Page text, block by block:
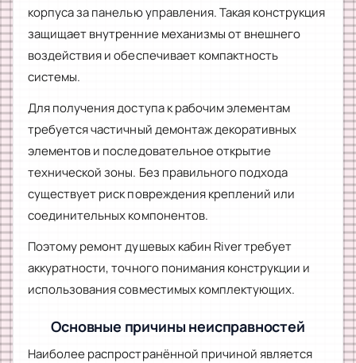
корпуса за панелью управления. Такая конструкция
защищает внутренние механизмы от внешнего
воздействия и обеспечивает компактность
системы.
Для получения доступа к рабочим элементам
требуется частичный демонтаж декоративных
элементов и последовательное открытие
технической зоны. Без правильного подхода
существует риск повреждения креплений или
соединительных компонентов.
Поэтому ремонт душевых кабин River требует
аккуратности, точного понимания конструкции и
использования совместимых комплектующих.
Основные причины неисправностей
Наиболее распространённой причиной является